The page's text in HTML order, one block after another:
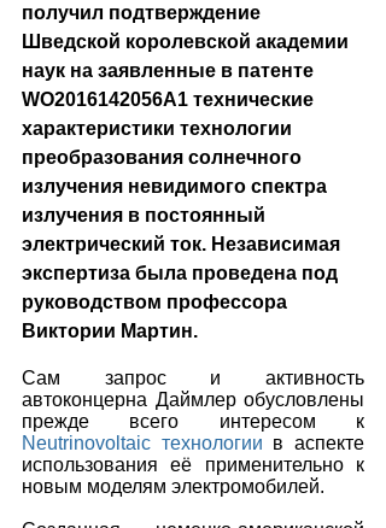
получил подтверждение
Шведской королевской академии
наук на заявленные в патенте
WO2016142056A1 технические
характеристики технологии
преобразования солнечного
излучения невидимого спектра
излучения в постоянный
электрический ток. Независимая
экспертиза была проведена под
руководством профессора
Виктории Мартин.
Сам запрос и активность
автоконцерна Даймлер обусловлены
Neutrinovoltaic технологии в аспекте
использования её применительно к
новым моделям электромобилей.